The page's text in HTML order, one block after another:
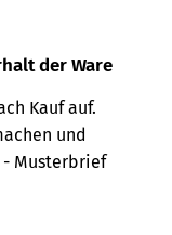
der Ware
Kauf auf.
und
Musterbrief